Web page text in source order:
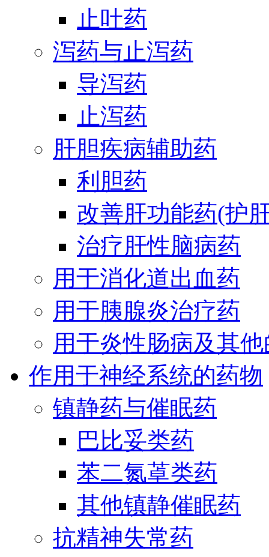
止吐药
泻药与止泻药
导泻药
止泻药
肝胆疾病辅助药
利胆药
改善肝功能药(护
治疗肝性脑病药
用于消化道出血药
用于胰腺炎治疗药
用于炎性肠病及其
作用于神经系统的药物
镇静药与催眠药
巴比妥类药
苯二氮䓬类药
其他镇静催眠药
抗精神失常药